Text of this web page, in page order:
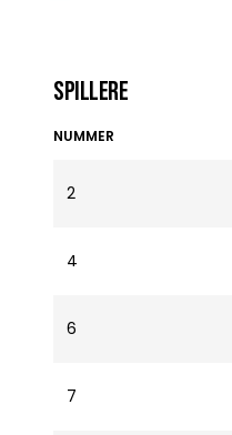
Spillere
NUMMER
2
4
6
7